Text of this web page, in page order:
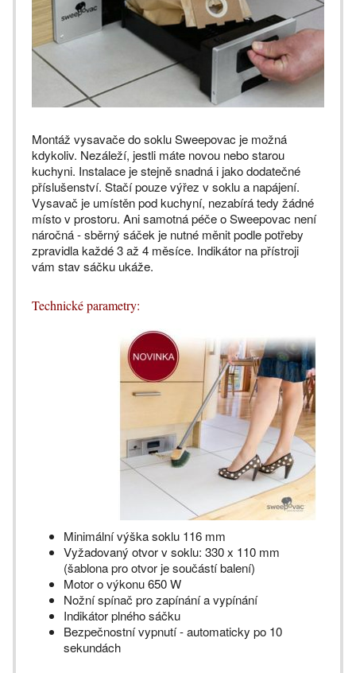
Montáž vysavače do soklu Sweepovac je možná
kdykoliv. Nezáleží, jestli máte novou nebo starou
kuchyni. Instalace je stejně snadná i jako dodatečné
příslušenství. Stačí pouze výřez v soklu a napájení.
Vysavač je umístěn pod kuchyní, nezabírá tedy žádné
místo v prostoru. Ani samotná péče o Sweepovac není
náročná - sběrný sáček je nutné měnit podle potřeby
zpravidla každé 3 až 4 měsíce. Indikátor na přístroji
vám stav sáčku ukáže.
Technické parametry:
Minimální výška soklu 116 mm
Vyžadovaný otvor v soklu: 330 x 110 mm
(šablona pro otvor je součástí balení)
Motor o výkonu 650 W
Nožní spínač pro zapínání a vypínání
Indikátor plného sáčku
Bezpečnostní vypnutí - automaticky po 10
sekundách